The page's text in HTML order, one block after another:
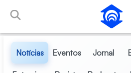
Pular para o Conteúdo principal
Notícias Eventos Jornal